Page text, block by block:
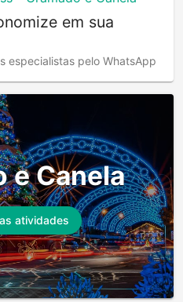
em sua
especialistas pelo WhatsApp
e Canela
atividades